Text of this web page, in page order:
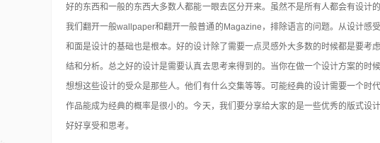
好的东西和一般的东西大多数人都能一眼去区分开来。虽然不是所有人都会有设计
我们翻开一般wallpaper和翻开一般普通的Magazine，排除语言的问题。从设计感
和面是设计的基础也是根本。好的设计除了需要一点灵感外大多数的时候都是要考
结和分析。总之好的设计是需要认真去思考来得到的。当你在做一个设计方案的时
想想这些设计的受众是那些人。他们有什么交集等等。可能经典的设计需要一个时
作品能成为经典的概率是很小的。今天，我们要分享给大家的是一些优秀的版式设
好好享受和思考。